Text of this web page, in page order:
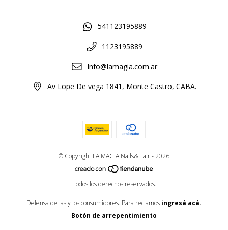
541123195889
1123195889
Info@lamagia.com.ar
Av Lope De vega 1841, Monte Castro, CABA.
© Copyright LA MAGIA Nails&Hair - 2026
Todos los derechos reservados.
Defensa de las y los consumidores. Para reclamos ingresá acá.
Botón de arrepentimiento